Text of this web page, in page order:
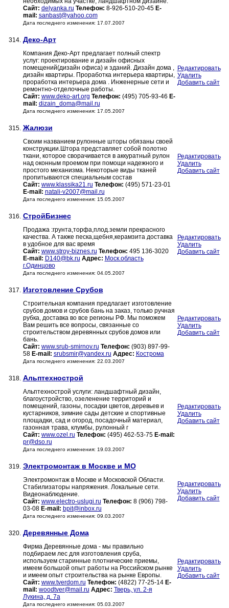
Сайт: delyanka.ru Телефон: 8-926-510-20-45 E-
mail: sanbast@yahoo.com
Дата последнего изменения: 17.07.2007
314. Деко-Арт
Компания Деко-Арт предлагает полный спектр
услуг: проектирование и дизайн офисных
помещений(дизайн офиса) и зданий. Дизайн дома ,
дизайн квартиры. Проработка интерьера квартиры,
проработка интерьера дома . Инженерные сети и
ремонтно-отделочные работы.
Сайт: www.deko-art.org Телефон: (495) 705-93-46 E-
mail: dizain_doma@mail.ru
Дата последнего изменения: 17.05.2007
Редактировать
Удалить
Добавить сайт
315. Жалюзи
Своим названием рулонные шторы обязаны своей
конструкции.Штора представляет собой полотно
ткани, которое сворачивается в аккуратный рулон
над оконным проемом при помощи надежного и
простого механизма. Некоторые виды тканей
пропитываются специальным состав
Сайт: www.klassika21.ru Телефон: (495) 571-23-01
E-mail: natali-v2007@mail.ru
Дата последнего изменения: 15.05.2007
Редактировать
Удалить
Добавить сайт
316. СтройБизнес
Продажа :грунта,торфа,плод.земли прекрасного
качества. А также песка,щебня,керамзита доставка
в удобное для вас время
Сайт: www.stroy-biznes.ru Телефон: 495 136-3020
E-mail: D140@bk.ru Адрес: Моск.область
г.Одинцово
Дата последнего изменения: 04.05.2007
Редактировать
Удалить
Добавить сайт
317. Изготовление Срубов
Строительная компания предлагает изготовление
срубов домов и срубов бань на заказ, только ручная
рубка, доставка во все регионы РФ. Мы поможем
Вам решить все вопросы, связанные со
строительством деревянных срубов домов или
бань.
Сайт: www.srub-smirnov.ru Телефон: (903) 897-99-
58 E-mail: srubsmir@yandex.ru Адрес: Кострома
Дата последнего изменения: 22.03.2007
Редактировать
Удалить
Добавить сайт
318. Альптехнострой
Альптехнострой услуги: ландшафтный дизайн,
благоустройство, озеленение территорий и
помещений, газоны, посадки цветов, деревьев и
кустарников, зимние сады детские и спортивные
площадки, сад и огород, посадочный материал,
газонная трава, клумбы, рулонный г
Сайт: www.ozel.ru Телефон: (495) 462-53-75 E-mail:
pr@dso.ru
Дата последнего изменения: 19.03.2007
Редактировать
Удалить
Добавить сайт
319. Электромонтаж в Москве и МО
Электромонтаж в Москве и Московской Области.
Стабилизаторы напряжения. Локальные сети.
Видеонаблюдение.
Сайт: www.electro-uslugi.ru Телефон: 8 (906) 798-
03-08 E-mail: bpit@inbox.ru
Дата последнего изменения: 09.03.2007
Редактировать
Удалить
Добавить сайт
320. Деревянные Дома
Фирма Деревянные дома - мы правильно
подбираем лес для изготовления сруба,
используем старинные плотнические приемы,
имеем большой опыт работы на Российском рынке
и имеем опыт строительства на рынке Европы.
Сайт: www.tverdom.ru Телефон: (4822) 77-25-14 E-
mail: woodtver@mail.ru Адрес: Тверь, ул. 2-я
Лукина, д. 7а
Дата последнего изменения: 05.03.2007
Редактировать
Удалить
Добавить сайт